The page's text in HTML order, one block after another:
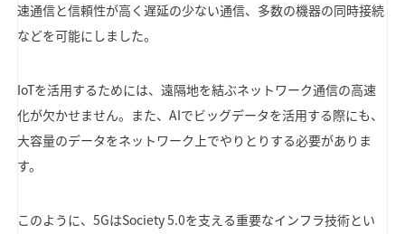
速通信と信頼性が高く遅延の少ない通信、多数の機器の同時接続
などを可能にしました。
IoTを活用するためには、遠隔地を結ぶネットワーク通信の高速
化が欠かせません。また、AIでビッグデータを活用する際にも、
大容量のデータをネットワーク上でやりとりする必要がありま
す。
このように、5GはSociety 5.0を支える重要なインフラ技術とい